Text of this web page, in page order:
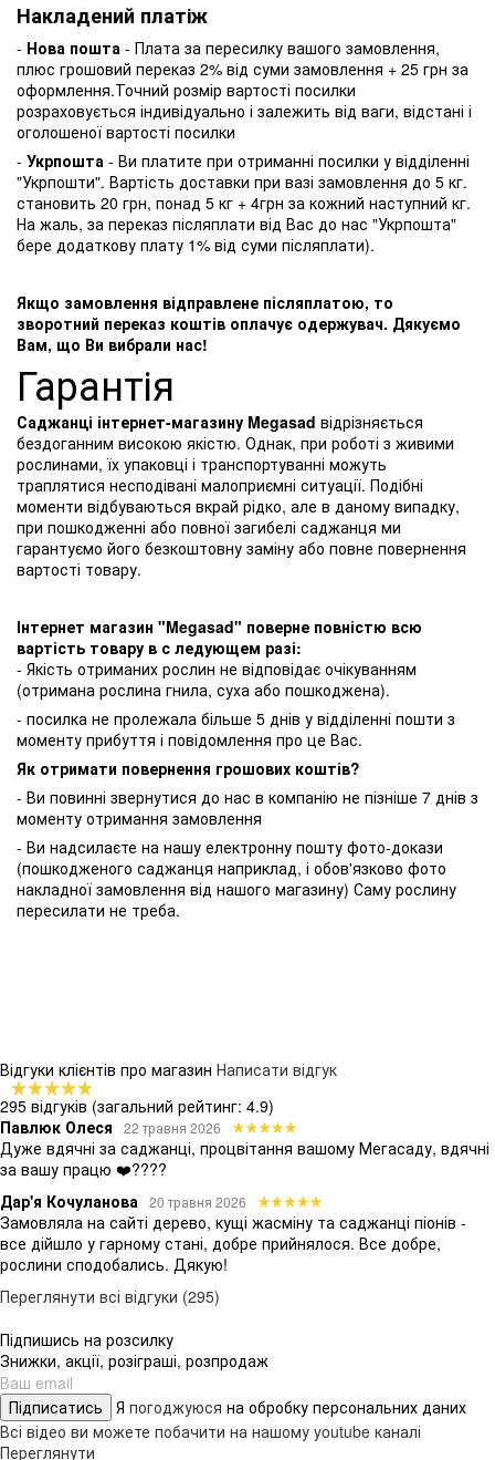
Накладений платіж
- Нова пошта - Плата за пересилку вашого замовлення,
плюс грошовий переказ 2% від суми замовлення + 25 грн за
оформлення.Точний розмір вартості посилки
розраховується індивідуально і залежить від ваги, відстані і
оголошеної вартості посилки
- Укрпошта - Ви платите при отриманні посилки у відділенні
"Укрпошти". Вартість доставки при вазі замовлення до 5 кг.
становить 20 грн, понад 5 кг + 4грн за кожний наступний кг.
На жаль, за переказ післяплати від Вас до нас "Укрпошта"
бере додаткову плату 1% від суми післяплати).
Якщо замовлення відправлене післяплатою, то
зворотний переказ коштів оплачує одержувач. Дякуємо
Вам, що Ви вибрали нас!
Гарантія
Саджанці інтернет-магазину Megasad відрізняється
бездоганним високою якістю. Однак, при роботі з живими
рослинами, їх упаковці і транспортуванні можуть
траплятися несподівані малоприємні ситуації. Подібні
моменти відбуваються вкрай рідко, але в даному випадку,
при пошкодженні або повної загибелі саджанця ми
гарантуємо його безкоштовну заміну або повне повернення
вартості товару.
Інтернет магазин "Megasad" поверне повністю всю
вартість товару в с ледующем разі:
- Якість отриманих рослин не відповідає очікуванням
(отримана рослина гнила, суха або пошкоджена).
- посилка не пролежала більше 5 днів у відділенні пошти з
моменту прибуття і повідомлення про це Вас.
Як отримати повернення грошових коштів?
- Ви повинні звернутися до нас в компанію не пізніше 7 днів з
моменту отримання замовлення
- Ви надсилаєте на нашу електронну пошту фото-докази
(пошкодженого саджанця наприклад, і обов'язково фото
накладної замовлення від нашого магазину) Саму рослину
пересилати не треба.
Відгуки клієнтів про магазин Написати відгук
295 відгуків (загальний рейтинг: 4.9)
Павлюк Олеся
22 травня 2026
Дуже вдячні за саджанці, процвітання вашому Мегасаду, вдячні
за вашу працю ❤️????
Дар'я Кочуланова 20 травня 2026
Замовляла на сайті дерево, кущі жасміну та саджанці піонів -
все дійшло у гарному стані, добре прийнялося. Все добре,
рослини сподобались. Дякую!
Переглянути всі відгуки (295)
Підпишись на розсилку
Знижки, акції, розіграші, розпродаж
Підписатись Я погоджуюся на обробку персональних даних
Всі відео ви можете побачити на нашому youtube каналі
Переглянути